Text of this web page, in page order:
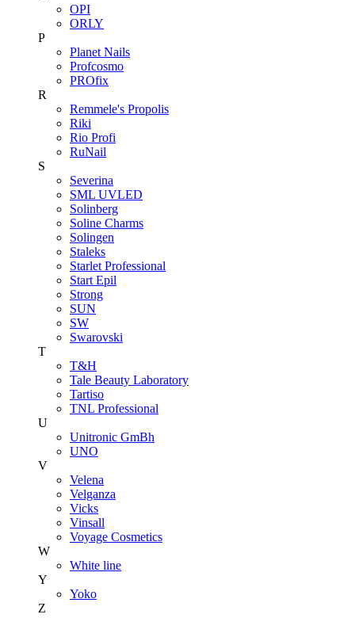
OPI
ORLY
P
Planet Nails
Profcosmo
PROfix
R
Remmele's Propolis
Riki
Rio Profi
RuNail
S
Severina
SML UVLED
Solinberg
Soline Charms
Solingen
Staleks
Starlet Professional
Start Epil
Strong
SUN
SW
Swarovski
T
T&H
Tale Beauty Laboratory
Tartiso
TNL Professional
U
Unitroniс GmBh
UNO
V
Velena
Velganza
Vicks
Vinsall
Voyage Cosmetics
W
White line
Y
Yoko
Z